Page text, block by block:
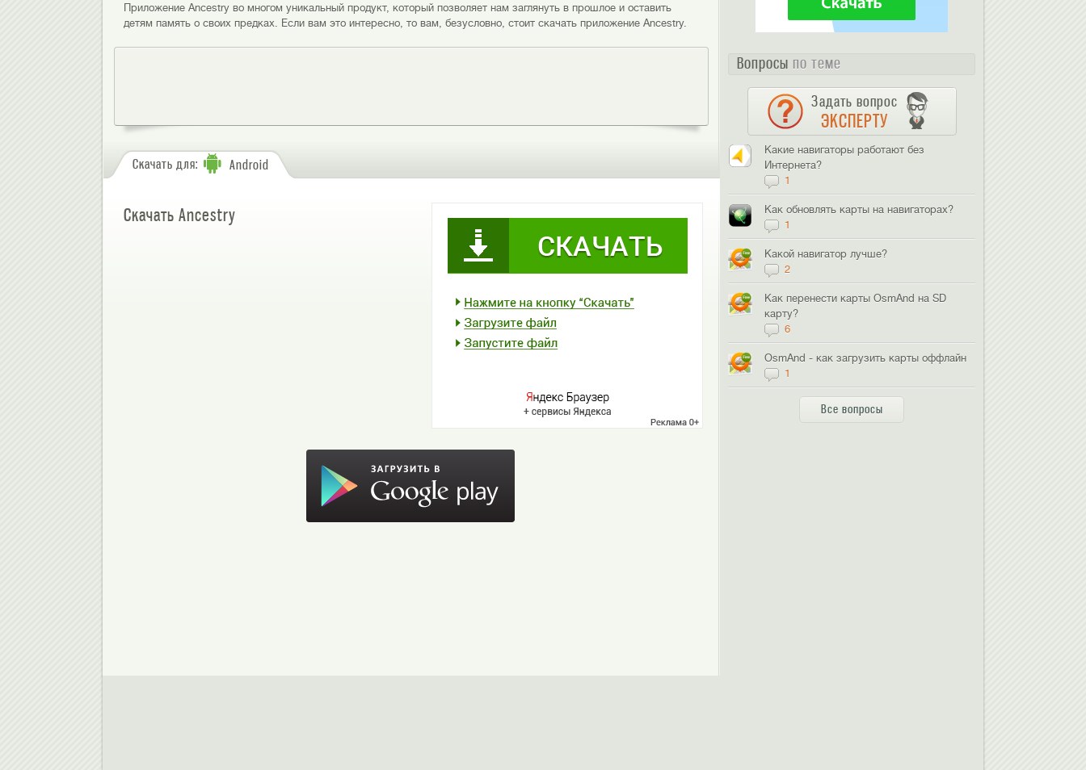
Приложение Ancestry во многом уникальный продукт, который позволяет нам заглянуть в прошлое и оставить
детям память о своих предках. Если вам это интересно, то вам, безусловно, стоит скачать приложение Ancestry.
Скачать для: Android
Скачать Ancestry
Вопросы по теме
Задать вопрос
ЭКСПЕРТУ
Какие навигаторы работают без
Интернета?
1
Как обновлять карты на навигаторах?
1
Какой навигатор лучше?
2
Как перенести карты OsmAnd на SD
карту?
6
OsmAnd - как загрузить карты оффлайн
1
Все вопросы